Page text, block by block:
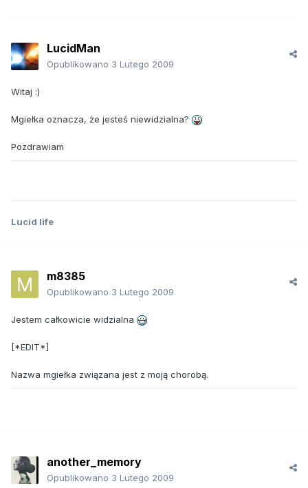
LucidMan
Opublikowano 3 Lutego 2009
Witaj :)
Mgiełka oznacza, że jesteś niewidzialna?
Pozdrawiam
Lucid life
m8385
Opublikowano 3 Lutego 2009
Jestem całkowicie widzialna
[*EDIT*]
Nazwa mgiełka związana jest z moją chorobą.
another_memory
Opublikowano 3 Lutego 2009